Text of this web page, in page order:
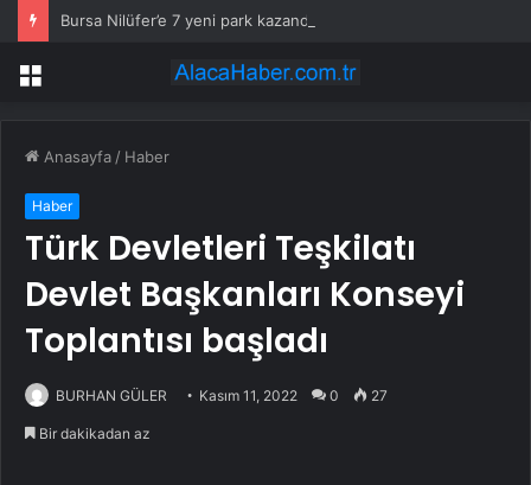
Bursa Nilüfer’e 7 yeni park kazandırılıyor
Menü
Anasayfa / Haber
Haber
Türk Devletleri Teşkilatı
Devlet Başkanları Konseyi
Toplantısı başladı
BURHAN GÜLER Kasım 11, 2022 0 27
Bir dakikadan az